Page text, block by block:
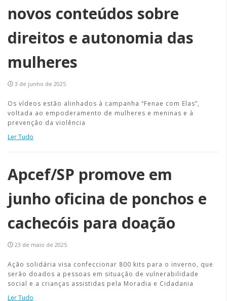
novos conteúdos sobre
direitos e autonomia das
mulheres
3 de junho de 2025
Os vídeos estão alinhados à campanha “Fenae com Elas”,
voltada ao empoderamento de mulheres e meninas e à
prevenção da violência
Ler Tudo
Apcef/SP promove em
junho oficina de ponchos e
cachecóis para doação
23 de maio de 2025
Ação solidária visa confeccionar 800 kits para o inverno, que
serão doados a pessoas em situação de vulnerabilidade
social e a crianças assistidas pela Moradia e Cidadania
Ler Tudo